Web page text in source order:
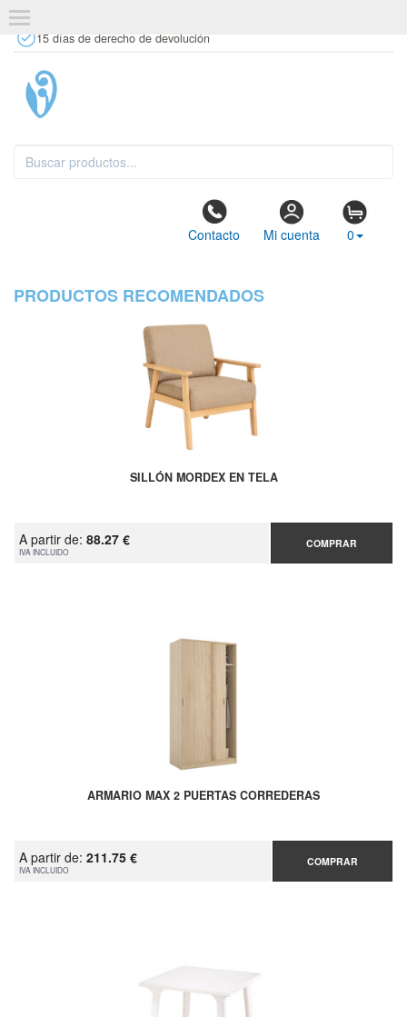
15 días de derecho de devolución
Contacto Mi cuenta 0
PRODUCTOS RECOMENDADOS
SILLÓN MORDEX EN TELA
A partir de: 88.27 €
IVA INCLUIDO
COMPRAR
ARMARIO MAX 2 PUERTAS CORREDERAS
A partir de: 211.75 €
IVA INCLUIDO
COMPRAR